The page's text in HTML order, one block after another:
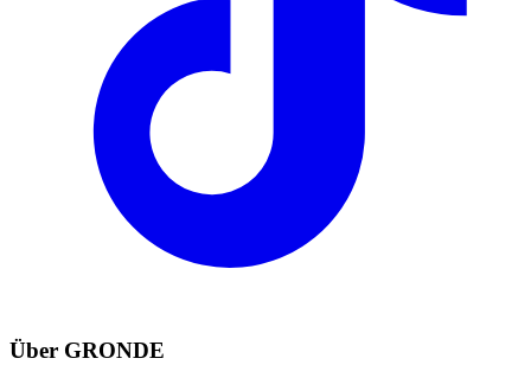
Über GRONDE